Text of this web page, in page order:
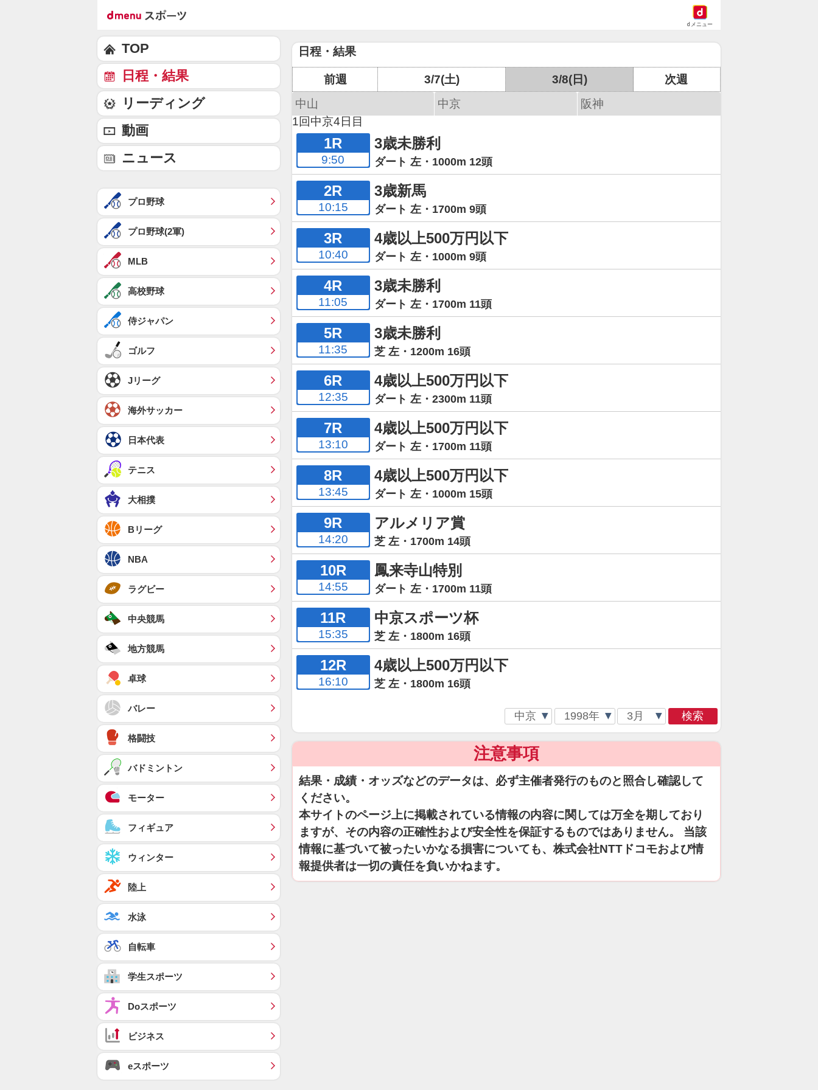
dメニュー
日程・結果
前週 3/7(土) 3/8(日)
次週
中山
中京
阪神
1回中京4日目
1R
9:50
3歳未勝利
ダート 左・1000m 12頭
2R
10:15
3歳新馬
ダート 左・1700m 9頭
3R
10:40
4歳以上500万円以下
ダート 左・1000m 9頭
4R
11:05
3歳未勝利
ダート 左・1700m 11頭
5R
11:35
3歳未勝利
芝 左・1200m 16頭
6R
12:35
4歳以上500万円以下
ダート 左・2300m 11頭
7R
13:10
4歳以上500万円以下
ダート 左・1700m 11頭
8R
13:45
4歳以上500万円以下
ダート 左・1000m 15頭
9R
14:20
アルメリア賞
芝 左・1700m 14頭
10R
14:55
鳳来寺山特別
ダート 左・1700m 11頭
11R
15:35
中京スポーツ杯
芝 左・1800m 16頭
12R
16:10
4歳以上500万円以下
芝 左・1800m 16頭
検索
注意事項
結果・成績・オッズなどのデータは、必ず主催者発行のものと照合し確認して
ください。
本サイトのページ上に掲載されている情報の内容に関しては万全を期しており
ますが、その内容の正確性および安全性を保証するものではありません。 当該
情報に基づいて被ったいかなる損害についても、株式会社NTTドコモおよび情
報提供者は一切の責任を負いかねます。
TOP
日程・結果
リーディング
動画
ニュース
プロ野球
プロ野球(2軍)
MLB
高校野球
侍ジャパン
ゴルフ
Jリーグ
海外サッカー
日本代表
テニス
大相撲
Bリーグ
NBA
ラグビー
中央競馬
地方競馬
卓球
バレー
格闘技
バドミントン
モーター
フィギュア
ウィンター
陸上
水泳
自転車
学生スポーツ
Doスポーツ
ビジネス
eスポーツ